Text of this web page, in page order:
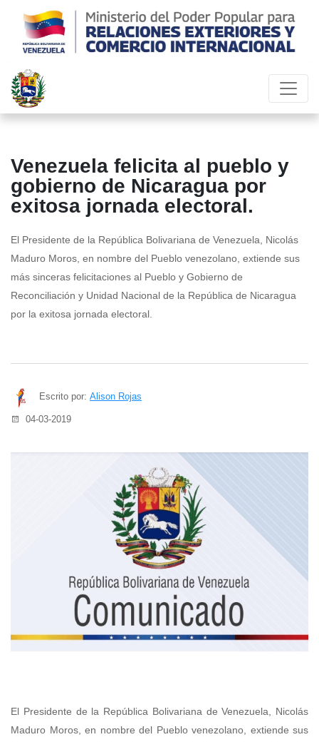
Venezuela felicita al pueblo y
gobierno de Nicaragua por
exitosa jornada electoral.
El Presidente de la República Bolivariana de Venezuela, Nicolás
Maduro Moros, en nombre del Pueblo venezolano, extiende sus
más sinceras felicitaciones al Pueblo y Gobierno de
Reconciliación y Unidad Nacional de la República de Nicaragua
por la exitosa jornada electoral.
Escrito por: Alison Rojas
04-03-2019
El Presidente de la República Bolivariana de Venezuela, Nicolás
Maduro Moros, en nombre del Pueblo venezolano, extiende sus